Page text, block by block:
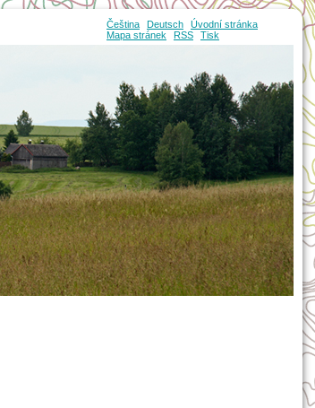
Čeština Deutsch
Úvodní stránka
Mapa stránek
RSS Tisk